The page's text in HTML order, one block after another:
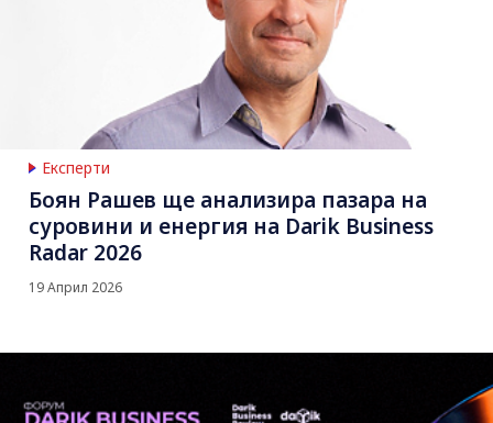
Експерти
Боян Рашев ще анализира пазара на
суровини и енергия на Darik Business
Radar 2026
19 Април 2026